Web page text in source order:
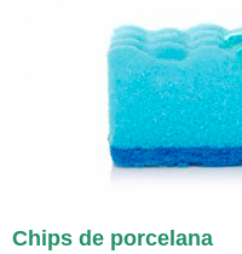
Chips de porcelana